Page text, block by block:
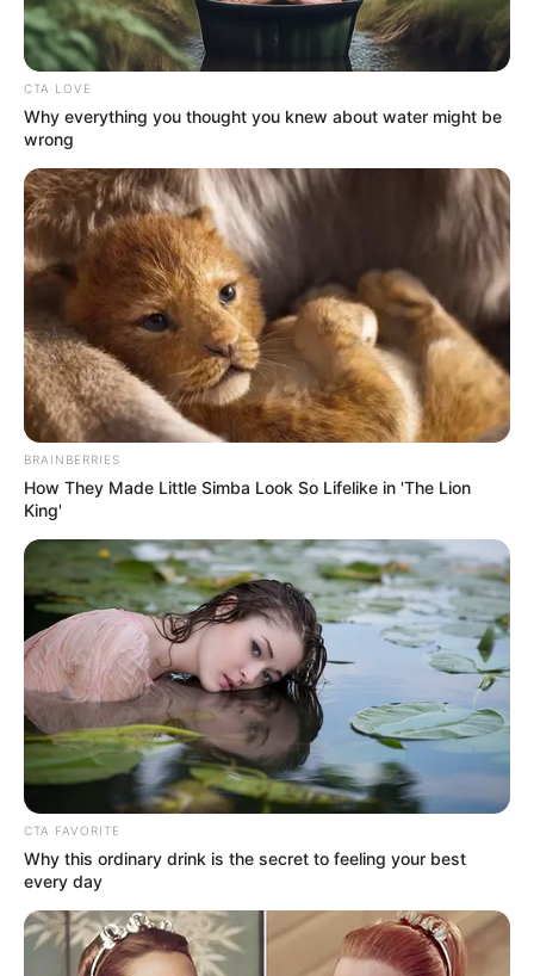
(foto: instagram/gillyjackson)
8. Pasti akan indah jika kita menggantungnya di
depan rumah
9. Tumbuh di media gambut ternyata juga bisa lho
CTA LOVE
Why everything you thought you knew about water might be
wrong
BRAINBERRIES
How They Made Little Simba Look So Lifelike in 'The Lion
King'
CTA FAVORITE
Why this ordinary drink is the secret to feeling your best
every day